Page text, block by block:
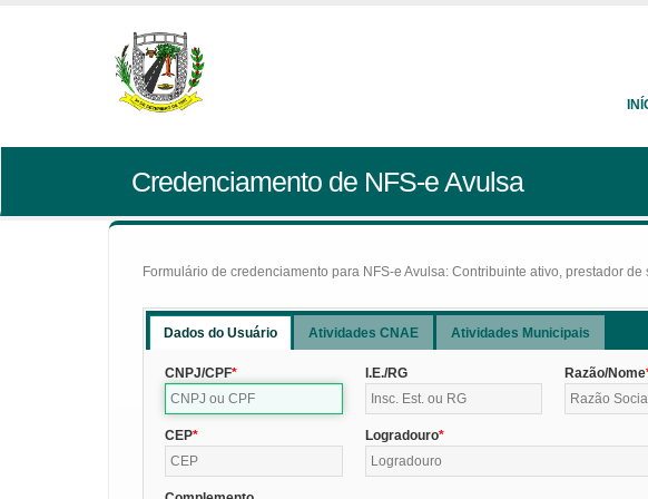
Credenciamento de NFS-e Avulsa
Formulário de credenciamento para NFS-e Avulsa: Contribuinte ativo, prestador
Dados do Usuário Atividades CNAE Atividades Municipais
CNPJ/CPF I.E./RG Razão/Nome
CEP Logradouro